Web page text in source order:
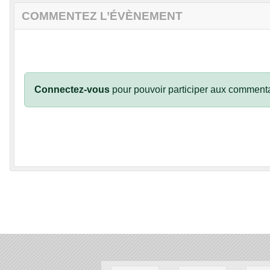
COMMENTEZ L’ÉVÈNEMENT
Connectez-vous pour pouvoir participer aux